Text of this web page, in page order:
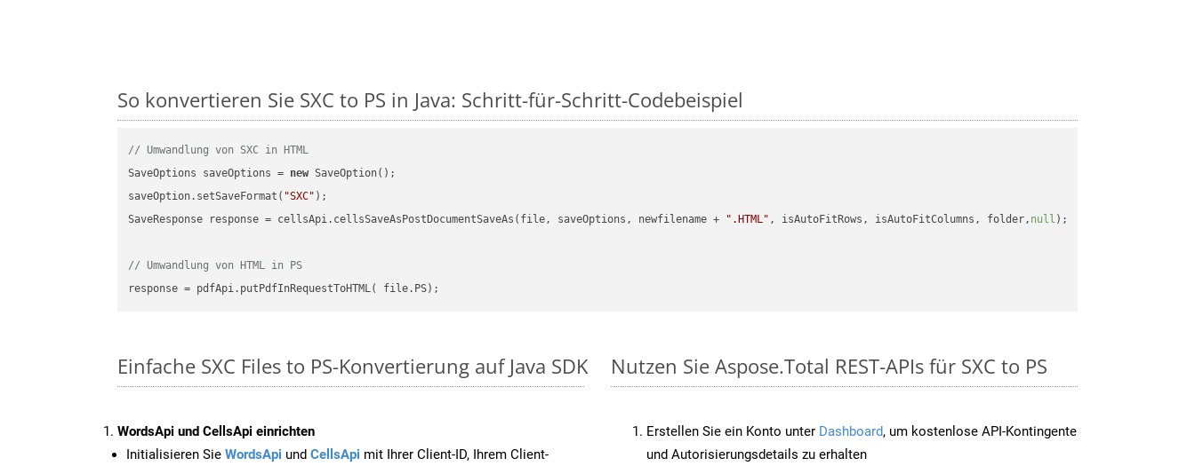
So konvertieren Sie SXC to PS in Java: Schritt-für-Schritt-Codebeispiel
// Umwandlung von SXC in HTML
SaveOptions saveOptions = new SaveOption();
saveOption.setSaveFormat( "SXC" );
SaveResponse response = cellsApi.cellsSaveAsPostDocumentSaveAs(file, saveOptions, newfilename +
".HTML" , isAutoFitRows, isAutoFitColumns, folder, null );
// Umwandlung von HTML in PS
Einfache SXC Files to PS-Konvertierung auf Java SDK
WordsApi und CellsApi einrichten
Initialisieren Sie WordsApi und CellsApi mit Ihrer Client-ID, Ihrem Client-
Nutzen Sie Aspose.Total REST-APIs für SXC to PS
Erstellen Sie ein Konto unter Dashboard, um kostenlose API-Kontingente
und Autorisierungsdetails zu erhalten